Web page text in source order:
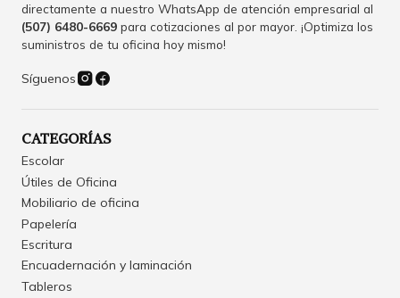
directamente a nuestro WhatsApp de atención empresarial al
(507) 6480-6669 para cotizaciones al por mayor. ¡Optimiza los
suministros de tu oficina hoy mismo!
Síguenos
CATEGORÍAS
Escolar
Útiles de Oficina
Mobiliario de oficina
Papelería
Escritura
Encuadernación y laminación
Tableros